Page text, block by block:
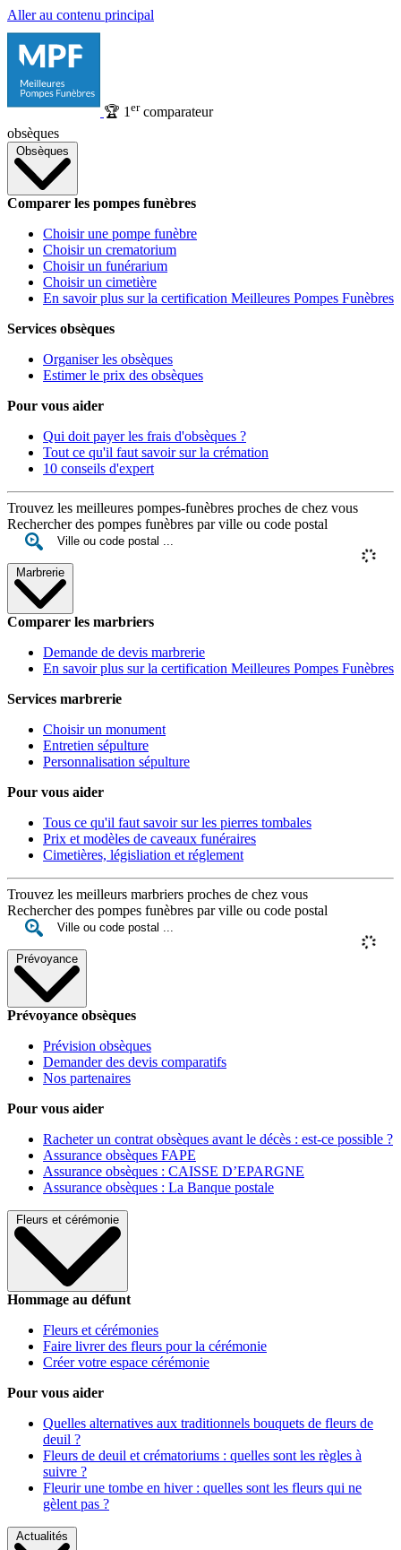
Aller au contenu principal
🏆 1 ercomparateur
obsèques
Obsèques
Comparer les pompes funèbres
Choisir une pompe funèbre
Choisir un crematorium
Choisir un funérarium
Choisir un cimetière
En savoir plus sur la certification Meilleures Pompes Funèbres
Services obsèques
Organiser les obsèques
Estimer le prix des obsèques
Pour vous aider
Qui doit payer les frais d'obsèques ?
Tout ce qu'il faut savoir sur la crémation
10 conseils d'expert
Trouvez les meilleures pompes-funèbres proches de chez vous
Rechercher des pompes funèbres par ville ou code postal
Marbrerie
Comparer les marbriers
Demande de devis marbrerie
En savoir plus sur la certification Meilleures Pompes Funèbres
Services marbrerie
Choisir un monument
Entretien sépulture
Personnalisation sépulture
Pour vous aider
Tous ce qu'il faut savoir sur les pierres tombales
Prix et modèles de caveaux funéraires
Cimetières, législiation et réglement
Trouvez les meilleurs marbriers proches de chez vous
Rechercher des pompes funèbres par ville ou code postal
Prévoyance
Prévoyance obsèques
Prévision obsèques
Demander des devis comparatifs
Nos partenaires
Pour vous aider
Racheter un contrat obsèques avant le décès : est-ce possible ?
Assurance obsèques FAPE
Assurance obsèques : CAISSE D’EPARGNE
Assurance obsèques : La Banque postale
Fleurs et cérémonie
Hommage au défunt
Fleurs et cérémonies
Faire livrer des fleurs pour la cérémonie
Créer votre espace cérémonie
Pour vous aider
Quelles alternatives aux traditionnels bouquets de fleurs de
deuil ?
Fleurs de deuil et crématoriums : quelles sont les règles à
suivre ?
Fleurir une tombe en hiver : quelles sont les fleurs qui ne
gèlent pas ?
Actualités